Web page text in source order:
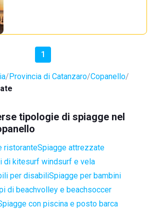
1
Provincia di Catanzaro Copanello
tipologie di spiagge nel
ristoranteSpiagge attrezzate
di kitesurf windsurf e vela
per disabiliSpiagge per bambini
di beachvolley e beachsoccer
con piscina e posto barca